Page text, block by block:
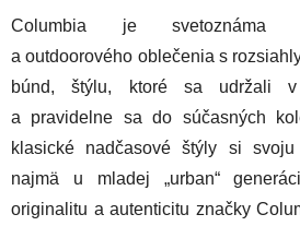
Columbia je svetoznáma
a outdoorového oblečenia s
búnd, štýlu, ktoré sa udržali
a pravidelne sa do súčasných
klasické nadčasové štýly si
najmä u mladej „urban“
originalitu a autenticitu značky